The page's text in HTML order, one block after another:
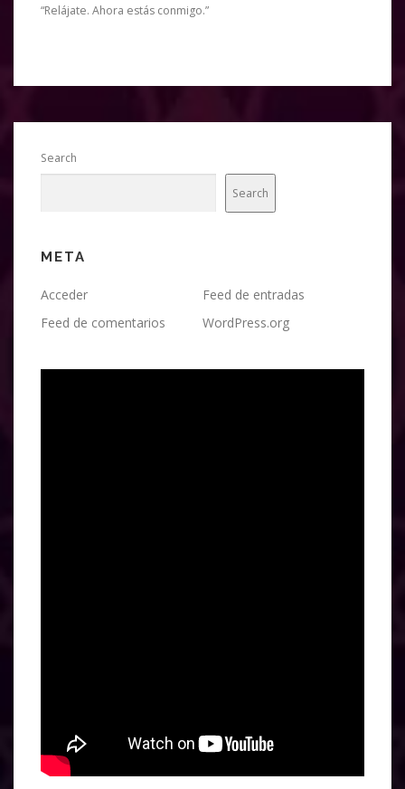
“Relájate. Ahora estás conmigo.”
Search
Search
META
Acceder
Feed de entradas
Feed de comentarios
WordPress.org